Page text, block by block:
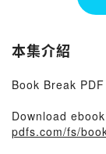
本集介紹
Book Break
Download
pdfs.com/fs/